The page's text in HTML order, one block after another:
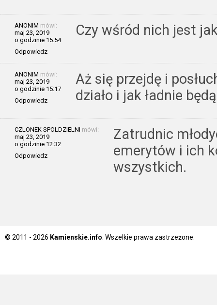
ANONIM mówi:
maj 23, 2019
o godzinie 15:54
Odpowiedz
Czy wśród nich jest
ANONIM mówi:
maj 23, 2019
o godzinie 15:17
Odpowiedz
Aż się przejdę i
działo i jak ładnie
CZLONEK SPOLDZIELNI mówi:
maj 23, 2019
o godzinie 12:32
Odpowiedz
Zatrudnic
emerytów i ich
wszystkich.
© 2011 - 2026 Kamienskie.info . Wszelkie prawa zastrzeżone.